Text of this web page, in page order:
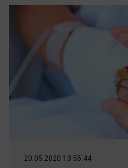
20.05.2020 13:55:44